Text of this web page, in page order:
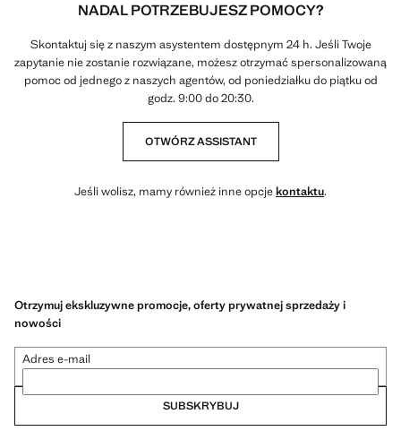
NADAL POTRZEBUJESZ POMOCY?
Skontaktuj się z naszym asystentem dostępnym 24 h. Jeśli Twoje
zapytanie nie zostanie rozwiązane, możesz otrzymać spersonalizowaną
pomoc od jednego z naszych agentów, od poniedziałku do piątku od
godz. 9:00 do 20:30.
OTWÓRZ ASSISTANT
Jeśli wolisz, mamy również inne opcjekontaktu.
Otrzymuj ekskluzywne promocje, oferty prywatnej sprzedaży i
nowości
Adres e-mail
SUBSKRYBUJ